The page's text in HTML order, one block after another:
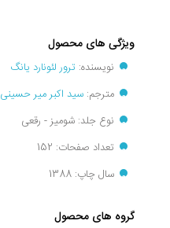
ویژگی های محصول
نویسنده: ترور لئونارد یانگ
مترجم: سید اکبر میر حسینی
نوع جلد: شومیز - رقعی
تعداد صفحات: 152
سال چاپ: 1388
گروه های محصول